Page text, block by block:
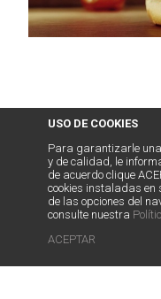
USO DE COOKIES
Para garantizarle una
y de calidad, le
de acuerdo clique
cookies instaladas en
de las opciones del
consulte nuestra
ACEPTAR